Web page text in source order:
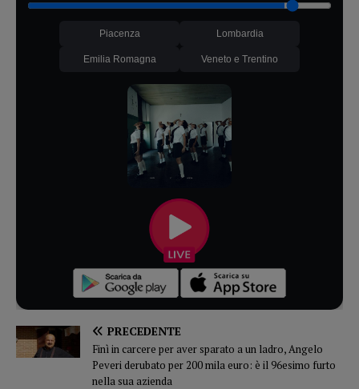
Piacenza Lombardia
Emilia Romagna Veneto e Trentino
PRECEDENTE
Finì in carcere per aver sparato a un ladro, Angelo
Peveri derubato per 200 mila euro: è il 96esimo furto
nella sua azienda